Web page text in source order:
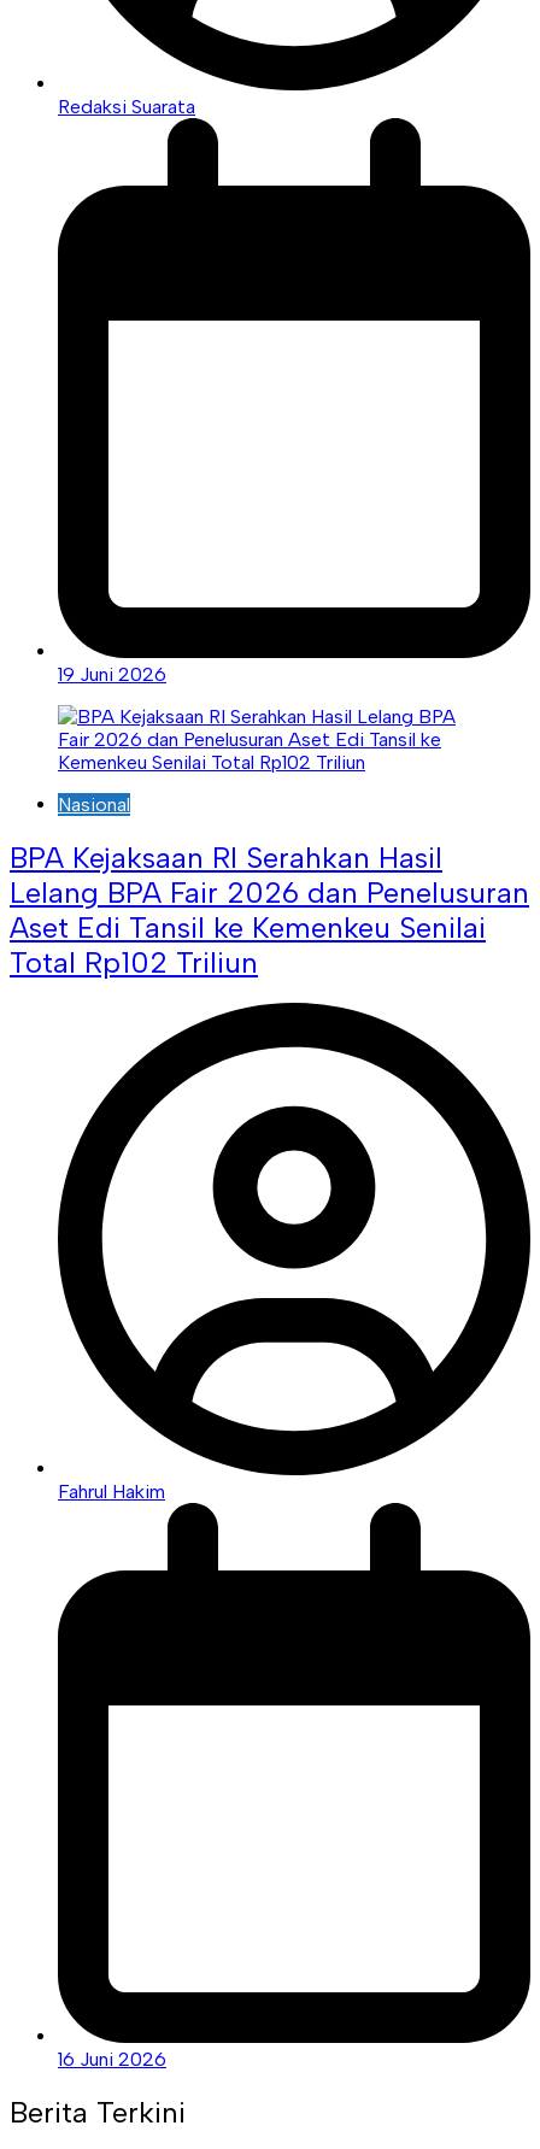
Redaksi Suarata
19 Juni 2026
Nasional
BPA Kejaksaan RI Serahkan Hasil
Lelang BPA Fair 2026 dan Penelusuran
Aset Edi Tansil ke Kemenkeu Senilai
Total Rp102 Triliun
Fahrul Hakim
16 Juni 2026
Berita Terkini